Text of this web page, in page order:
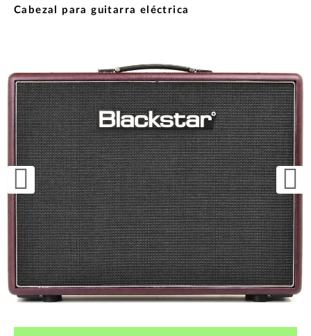
Cabezal para guitarra eléctrica